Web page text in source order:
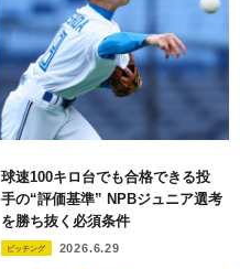
球速100キロ台でも合格できる投
手の“評価基準” NPBジュニア選考
を勝ち抜く必須条件
ピッチング 2026.6.29